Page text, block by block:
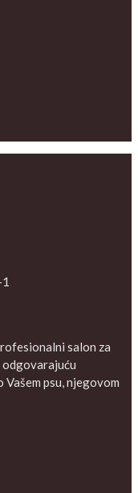
salon za
odgovarajuću
psu, njegovom